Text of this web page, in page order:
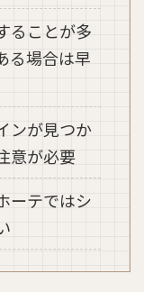
ることが多
る場合は早
ンが見つか
意が必要
ーテではシ